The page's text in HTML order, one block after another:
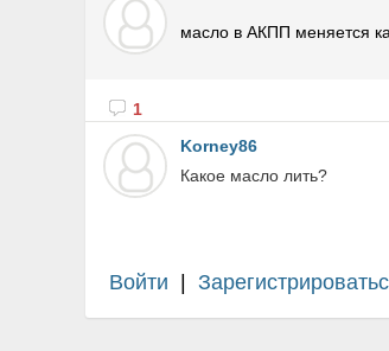
масло в АКПП меняется
1
Korney86
Какое масло лить?
Войти